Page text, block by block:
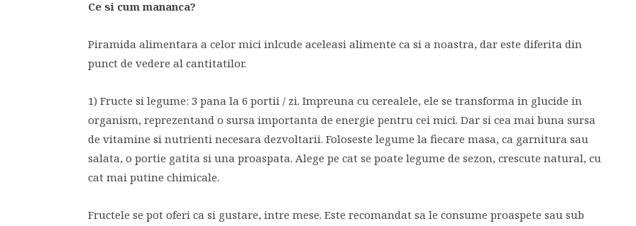
Ce si cum mananca?
Piramida alimentara a celor mici inlcude aceleasi alimente ca si a noastra, dar este diferita din
punct de vedere al cantitatilor.
1) Fructe si legume: 3 pana la 6 portii / zi. Impreuna cu cerealele, ele se transforma in glucide in
organism, reprezentand o sursa importanta de energie pentru cei mici. Dar si cea mai buna sursa
de vitamine si nutrienti necesara dezvoltarii. Foloseste legume la fiecare masa, ca garnitura sau
salata, o portie gatita si una proaspata. Alege pe cat se poate legume de sezon, crescute natural, cu
cat mai putine chimicale.
Fructele se pot oferi ca si gustare, intre mese. Este recomandat sa le consume proaspete sau sub